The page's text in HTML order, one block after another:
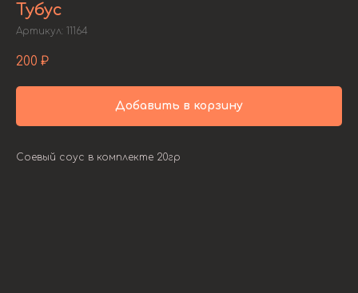
Тубус
Артикул: 11164
200 ₽
Добавить в корзину
Соевый соус в комплекте 20гр